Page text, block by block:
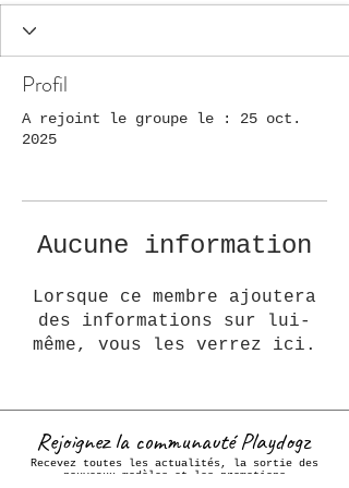
Profil
A rejoint le groupe le : 25 oct.
2025
Aucune information
Lorsque ce membre ajoutera
des informations sur lui-
même, vous les verrez ici.
Rejoignez la communauté Playdogz
Recevez toutes les actualités, la sortie des
nouveaux modèles et les promotions